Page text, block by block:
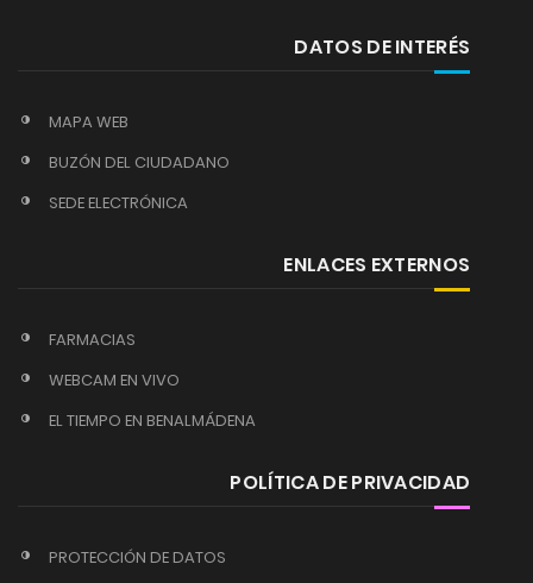
DATOS DE INTERÉS
MAPA WEB
BUZÓN DEL CIUDADANO
SEDE ELECTRÓNICA
ENLACES EXTERNOS
FARMACIAS
WEBCAM EN VIVO
EL TIEMPO EN BENALMÁDENA
POLÍTICA DE PRIVACIDAD
PROTECCIÓN DE DATOS